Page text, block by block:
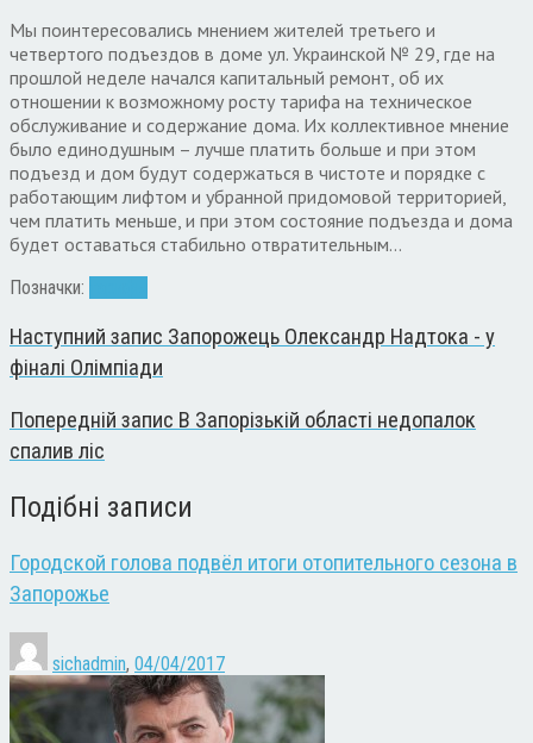
Мы поинтересовались мнением жителей третьего и
четвертого подъездов в доме ул. Украинской № 29, где на
прошлой неделе начался капитальный ремонт, об их
отношении к возможному росту тарифа на техническое
обслуживание и содержание дома. Их коллективное мнение
было единодушным – лучше платить больше и при этом
подъезд и дом будут содержаться в чистоте и порядке с
работающим лифтом и убранной придомовой территорией,
чем платить меньше, и при этом состояние подъезда и дома
будет оставаться стабильно отвратительным…
Позначки:
Наступний запис Запорожець Олександр Надтока - у
фіналі Олімпіади
Попередній запис В Запорізькій області недопалок
спалив ліс
Подібні записи
Городской голова подвёл итоги отопительного сезона в
Запорожье
sichadmin, 04/04/2017